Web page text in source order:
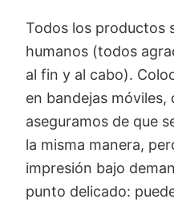
Todos los productos
humanos (todos
al fin y al cabo).
en bandejas
aseguramos de que
la misma manera,
impresión bajo
punto delicado: